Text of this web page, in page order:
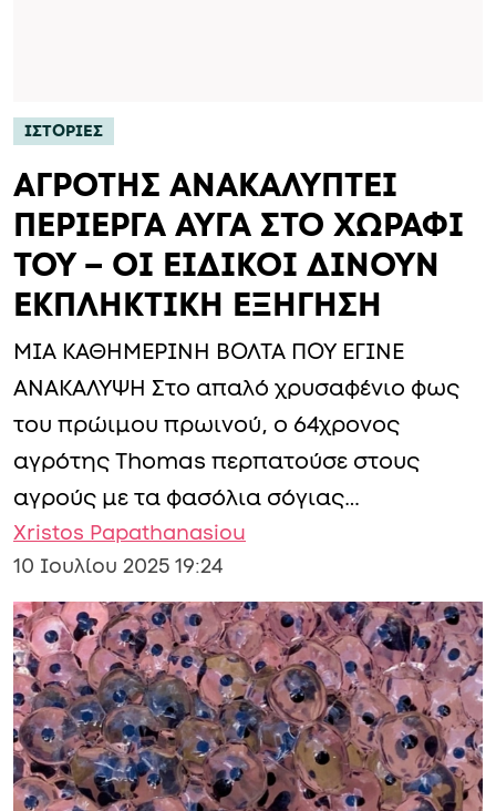
ΙΣΤΟΡΙΕΣ
ΑΓΡΟΤΗΣ ΑΝΑΚΑΛΥΠΤΕΙ
ΠΕΡΙΕΡΓΑ ΑΥΓΑ ΣΤΟ ΧΩΡΑΦΙ
ΤΟΥ – ΟΙ ΕΙΔΙΚΟΙ ΔΙΝΟΥΝ
ΕΚΠΛΗΚΤΙΚΗ ΕΞΗΓΗΣΗ
ΜΙΑ ΚΑΘΗΜΕΡΙΝΗ ΒΟΛΤΑ ΠΟΥ ΕΓΙΝΕ
ΑΝΑΚΑΛΥΨΗ Στο απαλό χρυσαφένιο φως
του πρώιμου πρωινού, ο 64χρονος
αγρότης Thomas περπατούσε στους
αγρούς με τα φασόλια σόγιας…
Xristos Papathanasiou
10 Ιουλίου 2025 19:24